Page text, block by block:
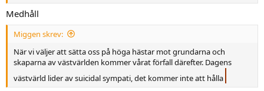
Medhåll
Miggen skrev:
När vi väljer att sätta oss på höga hästar mot grundarna och
skaparna av västvärlden kommer vårat förfall därefter. Dagens
västvärld lider av suicidal sympati, det kommer inte att hålla